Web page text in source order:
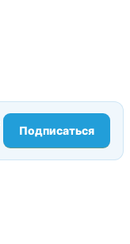
Подписаться